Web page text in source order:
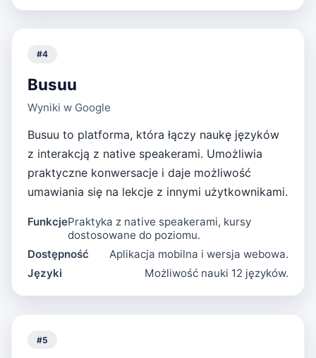
#4
Busuu
Wyniki w Google
Busuu to platforma, która łączy naukę języków
z interakcją z native speakerami. Umożliwia
praktyczne konwersacje i daje możliwość
umawiania się na lekcje z innymi użytkownikami.
FunkcjePraktyka z native speakerami, kursy
dostosowane do poziomu.
Dostępność
Aplikacja mobilna i wersja webowa.
Języki
Możliwość nauki 12 języków.
#5